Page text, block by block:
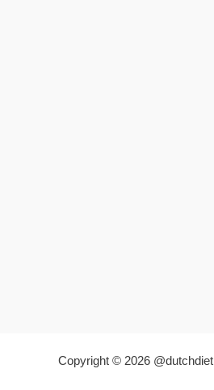
Copyright © 2026 @dutchdiet